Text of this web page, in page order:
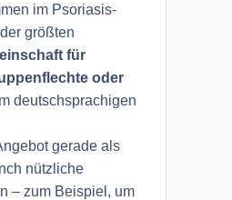
im Psoriasis-
größten
für
oder
deutschsprachigen
gerade als
nützliche
– zum Beispiel, um